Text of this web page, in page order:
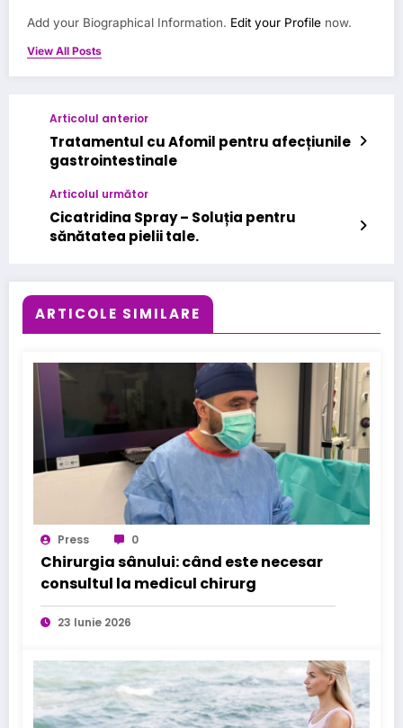
Add your Biographical Information. Edit your Profile now.
View All Posts
Articolul anterior
Tratamentul cu Afomil pentru afecțiunile
gastrointestinale
Articolul următor
Cicatridina Spray – Soluția pentru
sănătatea pielii tale.
ARTICOLE SIMILARE
Press 0
Chirurgia sânului: când este necesar
consultul la medicul chirurg
23 Iunie 2026